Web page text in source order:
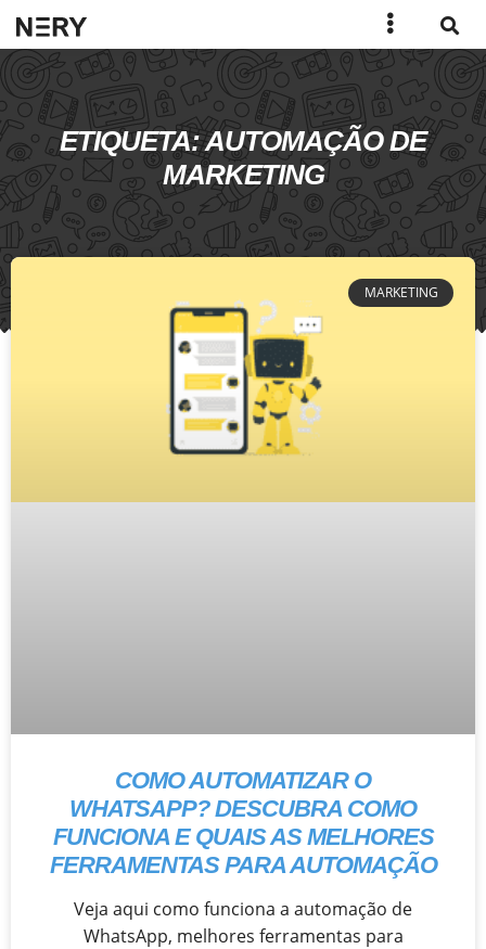
ETIQUETA: AUTOMAÇÃO DE
MARKETING
MARKETING
COMO AUTOMATIZAR O
WHATSAPP? DESCUBRA COMO
FUNCIONA E QUAIS AS MELHORES
FERRAMENTAS PARA AUTOMAÇÃO
Veja aqui como funciona a automação de
WhatsApp, melhores ferramentas para